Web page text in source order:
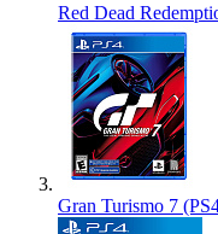
Red Dead
Gran Turismo 7